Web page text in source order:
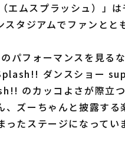
（エムスプラッシュ）」
タジアムでファンとと
フォーマンスを見るな
ダンスショー
のカッコよさが際立つ
、ズーちゃんと披露す
たステージになってい